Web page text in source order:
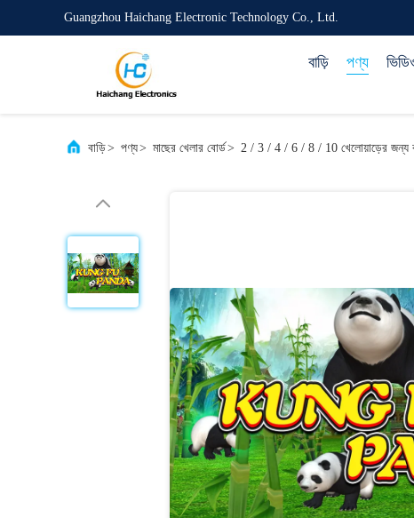
Guangzhou Haichang Electronic Technology Co., Ltd.
বাড়ি পণ্য
বাড়ি> পণ্য> মাছের খেলার বোর্ড> 2 / 3 / 4 / 6 / 8 / 10 খেলোয়াড়ের জন্য